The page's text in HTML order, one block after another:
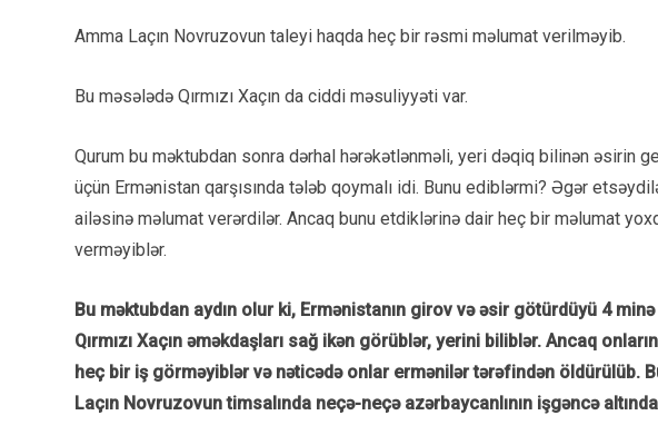
Amma Laçın Novruzovun taleyi haqda heç bir rəsmi məlumat verilməyib.
Bu məsələdə Qırmızı Xaçın da ciddi məsuliyyəti var.
Qurum bu məktubdan sonra dərhal hərəkətlənməli, yeri dəqiq bilinən əsirin
üçün Ermənistan qarşısında tələb qoymalı idi. Bunu ediblərmi? Əgər
ailəsinə məlumat verərdilər. Ancaq bunu etdiklərinə dair heç bir məlumat
verməyiblər.
Bu məktubdan aydın olur ki, Ermənistanın girov və əsir götürdüyü 4
Qırmızı Xaçın əməkdaşları sağ ikən görüblər, yerini biliblər. Ancaq
heç bir iş görməyiblər və nəticədə onlar ermənilər tərəfindən öldürülüb.
Laçın Novruzovun timsalında neçə-neçə azərbaycanlının işgəncə